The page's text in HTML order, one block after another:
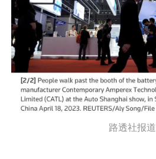
路透社报道